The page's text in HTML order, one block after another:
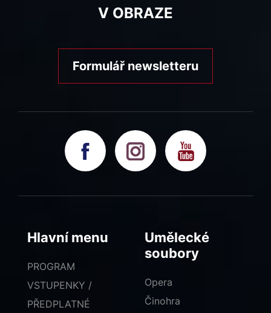
V OBRAZE
Formulář newsletteru
Hlavní menu
PROGRAM
VSTUPENKY /
PŘEDPLATNÉ
Umělecké
soubory
Opera
Činohra